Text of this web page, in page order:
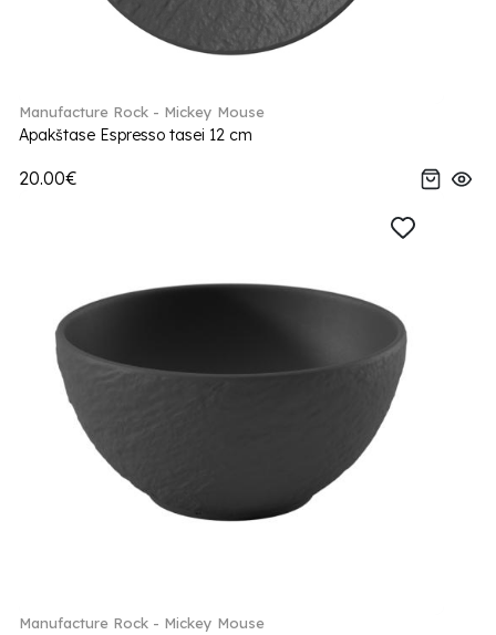
Manufacture Rock - Mickey Mouse
Apakštase Espresso tasei 12 cm
20.00€
Manufacture Rock - Mickey Mouse